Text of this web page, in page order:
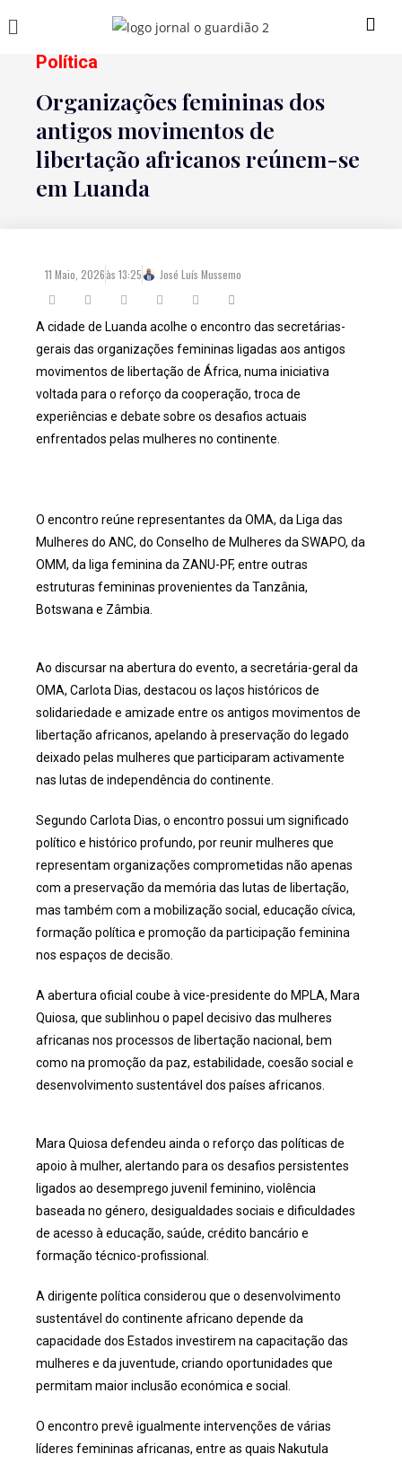
Política
Organizações femininas dos
antigos movimentos de
libertação africanos reúnem-se
em Luanda
11 Maio, 2026às 13:25 José Luís Mussemo
A cidade de Luanda acolhe o encontro das secretárias-
gerais das organizações femininas ligadas aos antigos
movimentos de libertação de África, numa iniciativa
voltada para o reforço da cooperação, troca de
experiências e debate sobre os desafios actuais
enfrentados pelas mulheres no continente.
O encontro reúne representantes da OMA, da Liga das
Mulheres do ANC, do Conselho de Mulheres da SWAPO, da
OMM, da liga feminina da ZANU-PF, entre outras
estruturas femininas provenientes da Tanzânia,
Botswana e Zâmbia.
Ao discursar na abertura do evento, a secretária-geral da
OMA, Carlota Dias, destacou os laços históricos de
solidariedade e amizade entre os antigos movimentos de
libertação africanos, apelando à preservação do legado
deixado pelas mulheres que participaram activamente
nas lutas de independência do continente.
Segundo Carlota Dias, o encontro possui um significado
político e histórico profundo, por reunir mulheres que
representam organizações comprometidas não apenas
com a preservação da memória das lutas de libertação,
mas também com a mobilização social, educação cívica,
formação política e promoção da participação feminina
nos espaços de decisão.
A abertura oficial coube à vice-presidente do MPLA, Mara
Quiosa, que sublinhou o papel decisivo das mulheres
africanas nos processos de libertação nacional, bem
como na promoção da paz, estabilidade, coesão social e
desenvolvimento sustentável dos países africanos.
Mara Quiosa defendeu ainda o reforço das políticas de
apoio à mulher, alertando para os desafios persistentes
ligados ao desemprego juvenil feminino, violência
baseada no género, desigualdades sociais e dificuldades
de acesso à educação, saúde, crédito bancário e
formação técnico-profissional.
A dirigente política considerou que o desenvolvimento
sustentável do continente africano depende da
capacidade dos Estados investirem na capacitação das
mulheres e da juventude, criando oportunidades que
permitam maior inclusão económica e social.
O encontro prevê igualmente intervenções de várias
líderes femininas africanas, entre as quais Nakutula